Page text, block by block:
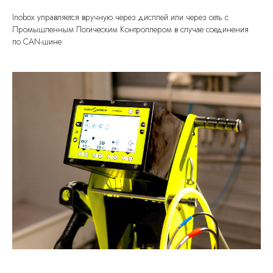
Inobox управляется вручную через дисплей или через сеть с
Промышленным Логическим Контроллером в случае соединения
по CAN-шине